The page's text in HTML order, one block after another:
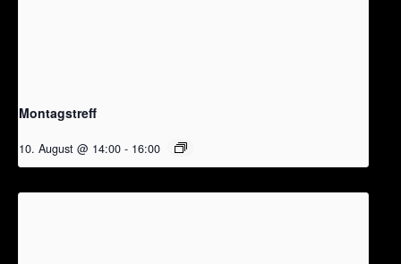
Montagstreff
10. August @ 14:00 - 16:00